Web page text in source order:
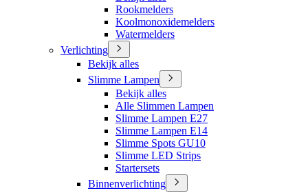
Rookmelders
Koolmonoxidemelders
Watermelders
Verlichting
Bekijk alles
Slimme Lampen
Bekijk alles
Alle Slimmen Lampen
Slimme Lampen E27
Slimme Lampen E14
Slimme Spots GU10
Slimme LED Strips
Startersets
Binnenverlichting